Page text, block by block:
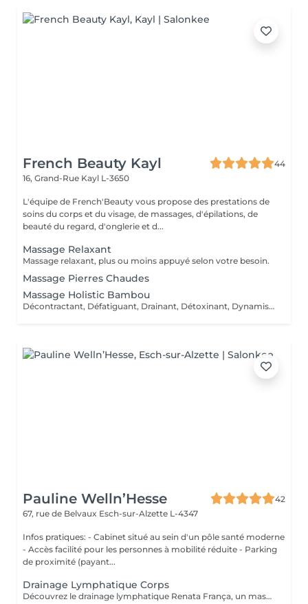
French Beauty Kayl
44
16, Grand-Rue Kayl L-3650
L'équipe de French'Beauty vous propose des prestations de
soins du corps et du visage, de massages, d'épilations, de
beauté du regard, d'onglerie et d...
Massage Relaxant
Massage relaxant, plus ou moins appuyé selon votre besoin.
Massage Pierres Chaudes
Massage Holistic Bambou
Décontractant, Défatiguant, Drainant, Détoxinant, Dynamisant, Dansant et Divin ! Ce massage dissout les tensions physiques et psychiques pour danser la samba avec la vie ! Ce massage profond aux mouvements rythmés enchaîne longues pressions glissées, roulées, vibrées des avant-bras. Il intègre une séquence au bambou qui roule et danse sur les muscles et se termine en percussions. Le bambou est une plante exceptionnelle. Il incarne l'apaisement, la tranquillité et la simplicité. Inspiré de la tradition chinoise, il permet de rendre la circulation sanguine plus fluide, il tonifie et relaxe le corps pour lui conférer une sensation de légèreté notamment au niveau des jambes avec les manuvres drainantes effectuées avec un bambou.
Pauline Welln’Hesse
42
67, rue de Belvaux Esch-sur-Alzette L-4347
Infos pratiques: - Cabinet situé au sein d'un pôle santé moderne
- Accès facilité pour les personnes à mobilité réduite - Parking
de proximité (payant...
Drainage Lymphatique Corps
Découvrez le drainage lymphatique Renata França, un massage unique aux résultats visibles dès la première séance. Grâce à une technique spécifique et des manuvres rythmées; il favorise l'élimination des toxines, diminue la rétention d'eau, sculpte la silhouette et procure une profonde sensation de bien-être. Prenez soin de votre corps et ressentez un véritable renouveau! Contre-indications: phlébites, troubles cardiaques, maladies graves, infections en cours, grossesse sans avis médical. Fréquence recommandée: La fréquence des soins va dépendre de votre métabolisme, ainsi que de vos attentes. Un bilan sera fait lors de notre 1er rendez-vous afin de répondre au mieux à vos besoins.